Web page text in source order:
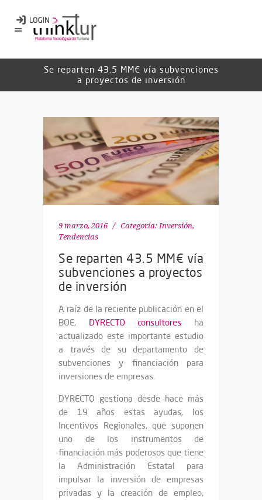
Se reparten 43.5 MM€ vía subvenciones
a proyectos de inversión
9 marzo, 2016 Categoría: Inversión,
Tendencias
Se reparten 43.5 MM€ vía
subvenciones a proyectos
de inversión
A raíz de la reciente publicación en el
BOE, DYRECTO consultores ha
actualizado este importante estudio
a través de su departamento de
subvenciones y financiación para
inversiones de empresas.
DYRECTO gestiona desde hace más
de 19 años estas ayudas, los
Incentivos Regionales, que suponen
uno de los instrumentos de
financiación más poderosos que tiene
la Administración Estatal para
impulsar la inversión de empresas
privadas y la creación de empleo,